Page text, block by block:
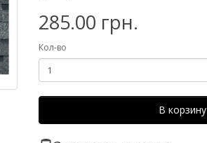
285.00 грн.
Кол-во
В корзину